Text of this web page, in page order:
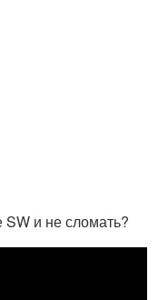
SW и не сломать?